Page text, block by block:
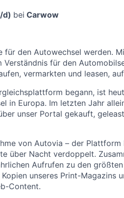
d) bei Carwow
den Autowechsel werden.
Verständnis für den
vermarkten und leasen,
begann, ist
in Europa. Im letzten Jahr
unser Portal gekauft,
von Autovia – der Plattform
über Nacht verdoppelt.
Aufrufen zu den
unseres Print-Magazins
Content.